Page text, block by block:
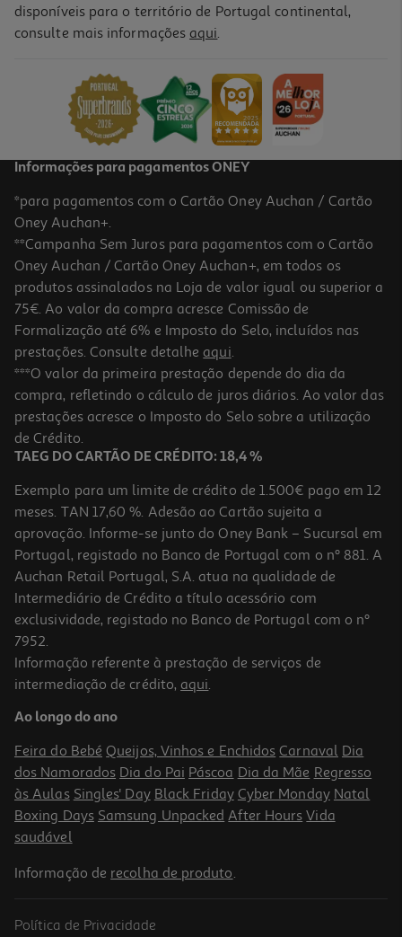
Desodorizante Roll-On Dove Men Fresh 48h 50ml
Price reduced from
-40%
Desodorizante Nivea Men Roll-On Epic Night 50ml
2.69 €/un
Price reduced from
4,49 €to
2,69 €
Promoção
-35%
Desodorizante Roll-On Dove Men Classic 48h 50ml
56.8 €/Lt
2,84 €
Promoção
disponíveis para o território de Portugal continental,
consulte mais informações aqui.
Informações para pagamentos ONEY
*para pagamentos com o Cartão Oney Auchan / Cartão
Oney Auchan+.
**Campanha Sem Juros para pagamentos com o Cartão
Oney Auchan / Cartão Oney Auchan+, em todos os
produtos assinalados na Loja de valor igual ou superior a
75€. Ao valor da compra acresce Comissão de
Formalização até 6% e Imposto do Selo, incluídos nas
prestações. Consulte detalhe aqui.
***O valor da primeira prestação depende do dia da
compra, refletindo o cálculo de juros diários. Ao valor das
prestações acresce o Imposto do Selo sobre a utilização
de Crédito.
TAEG DO CARTÃO DE CRÉDITO: 18,4 %
Exemplo para um limite de crédito de 1.500€ pago em 12
meses. TAN 17,60 %. Adesão ao Cartão sujeita a
aprovação. Informe-se junto do Oney Bank – Sucursal em
Portugal, registado no Banco de Portugal com o nº 881. A
Auchan Retail Portugal, S.A. atua na qualidade de
Intermediário de Crédito a título acessório com
exclusividade, registado no Banco de Portugal com o nº
7952.
Informação referente à prestação de serviços de
intermediação de crédito, aqui.
Ao longo do ano
Feira do Bebé Queijos, Vinhos e Enchidos Carnaval Dia
dos Namorados Dia do Pai Páscoa Dia da Mãe Regresso
às Aulas Singles' Day Black Friday Cyber Monday Natal
Boxing Days Samsung Unpacked After Hours Vida
saudável
Informação de recolha de produto.
Política de Privacidade